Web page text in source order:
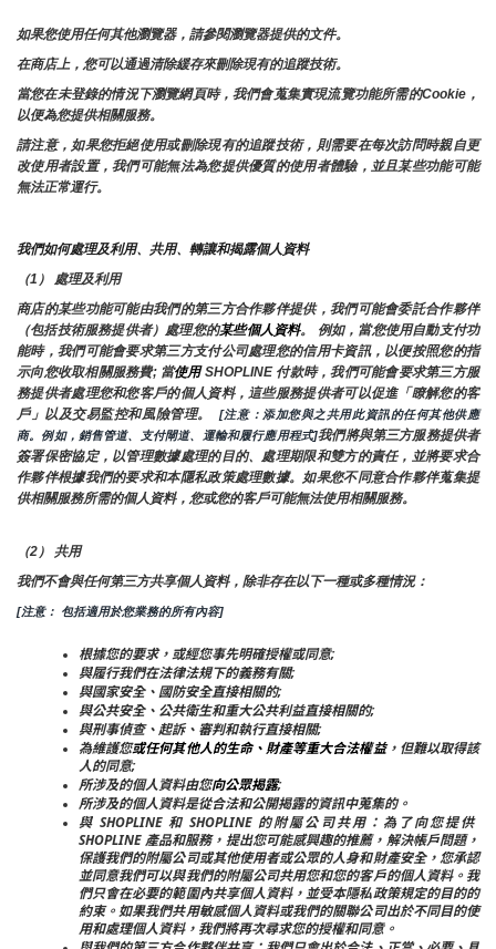
如果您使用任何其他瀏覽器，請參閱瀏覽器提供的文件。
在商店上，您可以通過清除緩存來刪除現有的追蹤技術。
當您在未登錄的情況下瀏覽網頁時，我們會蒐集實現流覽功能所需的Cookie，
以便為您提供相關服務。
請注意，如果您拒絕使用或刪除現有的追蹤技術，則需要在每次訪問時親自更
改使用者設置，我們可能無法為您提供優質的使用者體驗，並且某些功能可能
無法正常運行。
我們如何處理及利用、共用、轉讓和揭露個人資料
（1） 處理及利用
商店的某些功能可能由我們的第三方合作夥伴提供，我們可能會委託合作夥伴
（包括技術服務提供者）處理您的某些個人資料。 例如，當您使用自動支付功
能時，我們可能會要求第三方支付公司處理您的信用卡資訊，以便按照您的指
示向您收取相關服務費; 當使用 SHOPLINE 付款時，我們可能會要求第三方服
務提供者處理您和您客戶的個人資料，這些服務提供者可以促進「瞭解您的客
戶」以及交易監控和風險管理。
[注意：添加您與之共用此資訊的任何其他供應
商。例如，銷售管道、支付閘道、運輸和履行應用程式]我們將與第三方服務提供者
簽署保密協定，以管理數據處理的目的、處理期限和雙方的責任，並將要求合
作夥伴根據我們的要求和本隱私政策處理數據。如果您不同意合作夥伴蒐集提
供相關服務所需的個人資料，您或您的客戶可能無法使用相關服務。
（2） 共用
我們不會與任何第三方共享個人資料，除非存在以下一種或多種情況：
[注意： 包括適用於您業務的所有內容]
根據您的要求，或經您事先明確授權或同意;
與履行我們在法律法規下的義務有關;
與國家安全、國防安全直接相關的;
與公共安全、公共衛生和重大公共利益直接相關的;
與刑事偵查、起訴、審判和執行直接相關;
為維護您或任何其他人的生命、財產等重大合法權益，但難以取得該
人的同意;
所涉及的個人資料由您向公眾揭露;
所涉及的個人資料是從合法和公開揭露的資訊中蒐集的。
與 SHOPLINE 和 SHOPLINE 的附屬公司共用：為了向您提供
SHOPLINE 產品和服務，提出您可能感興趣的推薦，解決帳戶問題，
保護我們的附屬公司或其他使用者或公眾的人身和財產安全，您承認
並同意我們可以與我們的附屬公司共用您和您的客戶的個人資料。我
們只會在必要的範圍內共享個人資料，並受本隱私政策規定的目的的
約束。如果我們共用敏感個人資料或我們的關聯公司出於不同目的使
用和處理個人資料，我們將再次尋求您的授權和同意。